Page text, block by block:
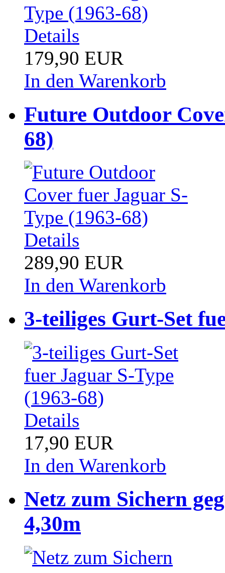
Details
179,90 EUR
In den Warenkorb
Future Outdoor
68)
Details
289,90 EUR
In den Warenkorb
3-teiliges Gurt-Set
Details
17,90 EUR
In den Warenkorb
Netz zum Sichern
4,30m